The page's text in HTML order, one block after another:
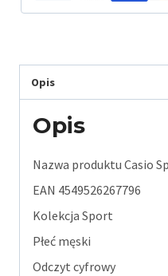
Opis
Opis
Nazwa produktu Casio
EAN 4549526267796
Kolekcja Sport
Płeć męski
Odczyt cyfrowy